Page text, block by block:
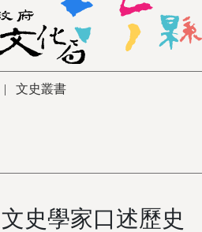
| 文史叢書
史學家口述歷史